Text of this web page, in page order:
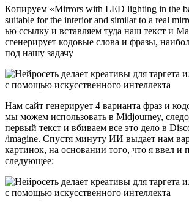
Копируем «Mirrors with LED lighting in the
suitable for the interior and similar to a real
ью ссылку и вставляем туда наш текст и
сгенерирует кодовые слова и фразы,
под нашу задачу
Нам сайт генерирует 4 варианта фраз и
мы можем использовать в Midjourney,
первый текст и вбиваем все это дело в
/imagine. Спустя минуту ИИ выдает нам
картинок, на основании того, что я ввел и
следующее: